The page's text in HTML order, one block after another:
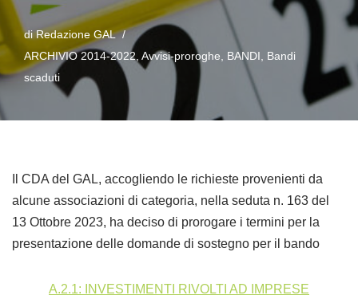
diRedazione GAL
ARCHIVIO 2014-2022 Avvisi-proroghe BANDI
Bandi
scaduti
Il CDA del GAL, accogliendo le richieste provenienti da
alcune associazioni di categoria, nella seduta n. 163 del
13 Ottobre 2023, ha deciso di prorogare i termini per la
presentazione delle domande di sostegno per il bando
A.2.1: INVESTIMENTI RIVOLTI AD IMPRESE